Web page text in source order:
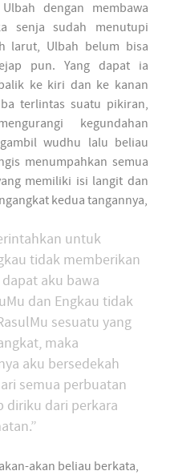
dengan membawa
senja sudah menutupi
larut, Ulbah belum bisa
pun. Yang dapat ia
ke kiri dan ke kanan
terlintas suatu pikiran,
kegundahan
wudhu lalu beliau
menumpahkan semua
memiliki isi langit dan
kedua tangannya,
untuk
tidak memberikan
aku bawa
dan Engkau tidak
sesuatu yang
maka
aku bersedekah
semua perbuatan
diriku dari perkara
akan beliau berkata,